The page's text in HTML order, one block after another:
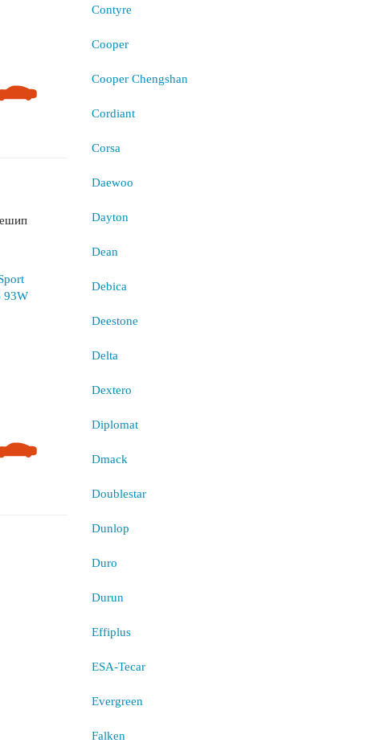
Contyre
Cooper
Cooper Chengshan
Cordiant
Corsa
Daewoo
Dayton
Dean
Debica
Deestone
Delta
Dextero
Diplomat
Dmack
Doublestar
Dunlop
Duro
Durun
Effiplus
ESA-Tecar
Evergreen
Falken